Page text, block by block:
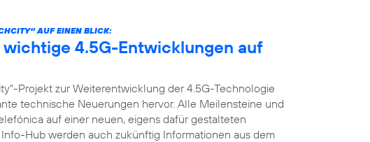
AUF EINEN BLICK:
4.5G-Entwicklungen auf
Projekt zur Weiterentwicklung der 4.5G-Technologie
technische Neuerungen hervor. Alle Meilensteine und
auf einer neuen, eigens dafür gestalteten
Hub werden auch zukünftig Informationen aus dem